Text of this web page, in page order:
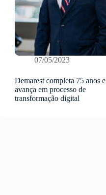
07/05/2023
Demarest completa 75 anos e
avança em processo de
transformação digital